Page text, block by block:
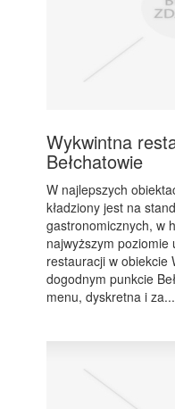
Wykwintna
Bełchatowie
W najlepszych
kładziony jest na
gastronomicznych, w
najwyższym poziomie
restauracji w obiekcie
dogodnym punkcie
menu, dyskretna i za...